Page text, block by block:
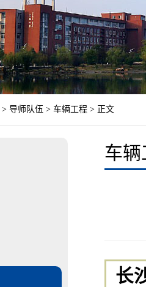
> 导师队伍 > 车辆工程 > 正文
车辆
长